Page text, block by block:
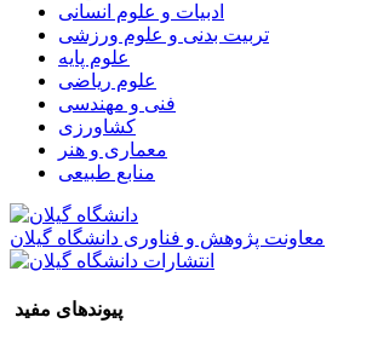
ادبیات و علوم انسانی
تربیت بدنی و علوم ورزشی
علوم پایه
علوم ریاضی
فنی و مهندسی
کشاورزی
معماری و هنر
منابع طبیعی
معاونت پژوهش و فناوری دانشگاه گیلان
پیوندهای مفید